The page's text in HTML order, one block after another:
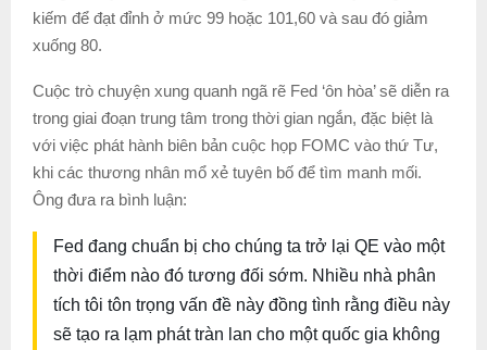
kiếm để đạt đỉnh ở mức 99 hoặc 101,60 và sau đó giảm
xuống 80.
Cuộc trò chuyện xung quanh ngã rẽ Fed ‘ôn hòa’ sẽ diễn ra
trong giai đoạn trung tâm trong thời gian ngắn, đặc biệt là
với việc phát hành biên bản cuộc họp FOMC vào thứ Tư,
khi các thương nhân mổ xẻ tuyên bố để tìm manh mối.
Ông đưa ra bình luận:
Fed đang chuẩn bị cho chúng ta trở lại QE vào một
thời điểm nào đó tương đối sớm. Nhiều nhà phân
tích tôi tôn trọng vấn đề này đồng tình rằng điều này
sẽ tạo ra lạm phát tràn lan cho một quốc gia không